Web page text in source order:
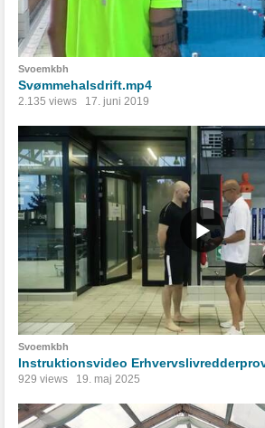
Svoemkbh
Svømmehalsdrift.mp4
2.135 views 17. juni 2019
Svoemkbh
Instruktionsvideo
929 views 19. maj 2025